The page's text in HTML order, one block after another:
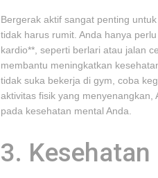
Bergerak aktif sangat penting
tidak harus rumit. Anda hanya
kardio**, seperti berlari atau jalan
membantu meningkatkan
tidak suka bekerja di gym, coba
aktivitas fisik yang
pada kesehatan mental Anda.
3.